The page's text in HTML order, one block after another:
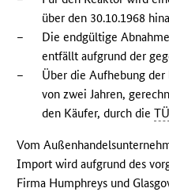
über den 30.10.1968
–
Die endgültige
entfällt aufgrund der
–
Über die Aufhebung
von zwei Jahren,
den Käufer, durch dieTÜ
Vom
Import wird aufgrund des
Firma Humphreys und